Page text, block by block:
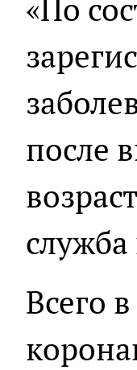
«По
после
служба
Всего